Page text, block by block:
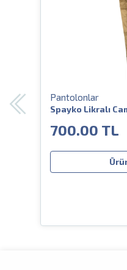
Pantolonlar
Spayko Likralı
700.00 TL